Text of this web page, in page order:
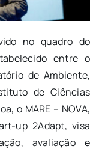
no quadro do
entre o
de Ambiente,
de Ciências
o MARE – NOVA,
up 2Adapt, visa
avaliação e